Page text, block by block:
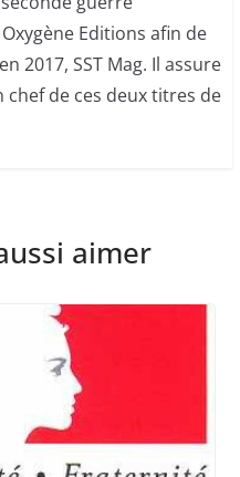
Editions afin de
2017, SST Mag. Il assure
de ces deux titres de
aimer